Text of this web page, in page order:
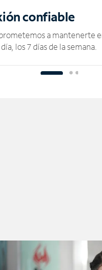
confiable
a mantenerte
los 7 días de la semana.